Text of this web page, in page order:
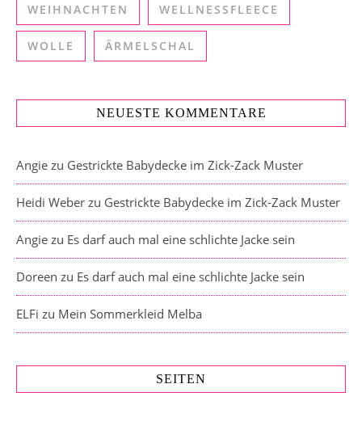
WEIHNACHTEN WELLNESSFLEECE
WOLLE ÄRMELSCHAL
NEUESTE KOMMENTARE
Angie zu Gestrickte Babydecke im Zick-Zack Muster
Heidi Weber zu Gestrickte Babydecke im Zick-Zack Muster
Angie zu Es darf auch mal eine schlichte Jacke sein
Doreen zu Es darf auch mal eine schlichte Jacke sein
ELFi zu Mein Sommerkleid Melba
SEITEN